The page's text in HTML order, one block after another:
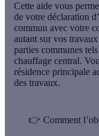
Cette aide vous
de votre déclaration
commun avec votre
autant sur vos
parties communes
chauffage central.
résidence principale
des travaux.
👉 Comment